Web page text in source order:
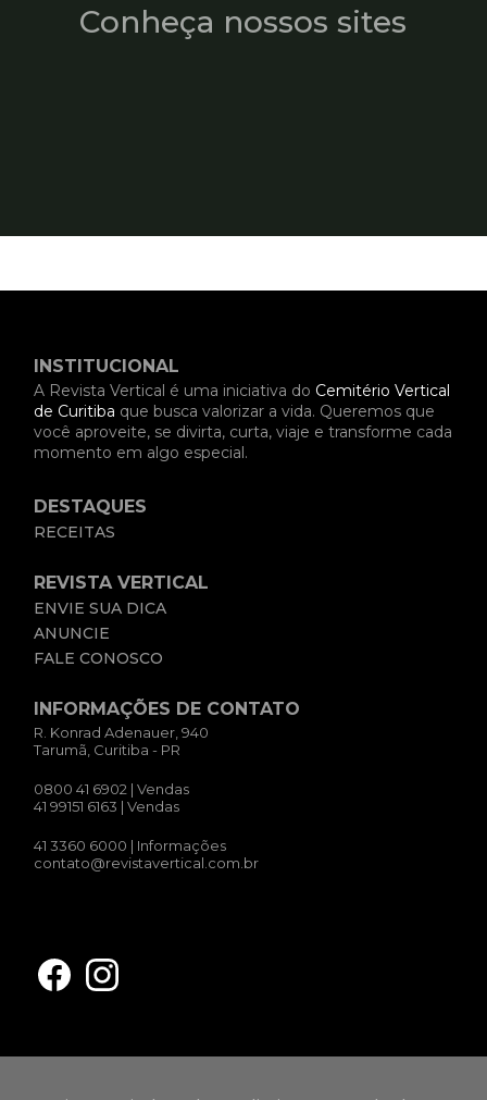
Conheça nossos sites
INSTITUCIONAL
A Revista Vertical é uma iniciativa do Cemitério Vertical
de Curitiba que busca valorizar a vida. Queremos que
você aproveite, se divirta, curta, viaje e transforme cada
momento em algo especial.
DESTAQUES
RECEITAS
REVISTA VERTICAL
ENVIE SUA DICA
ANUNCIE
FALE CONOSCO
INFORMAÇÕES DE CONTATO
R. Konrad Adenauer, 940
Tarumã, Curitiba - PR
0800 41 6902 | Vendas
41 99151 6163 | Vendas
41 3360 6000 | Informações
contato@revistavertical.com.br